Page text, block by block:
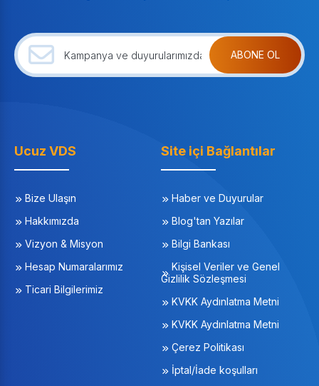
ABONE OL
Ucuz VDS
Bize Ulaşın
Hakkımızda
Vizyon & Misyon
Hesap Numaralarımız
Ticari Bilgilerimiz
Site içi Bağlantılar
Haber ve Duyurular
Blog'tan Yazılar
Bilgi Bankası
Kişisel Veriler ve Genel
Gizlilik Sözleşmesi
KVKK Aydınlatma Metni
KVKK Aydınlatma Metni
Çerez Politikası
İptal/İade koşulları